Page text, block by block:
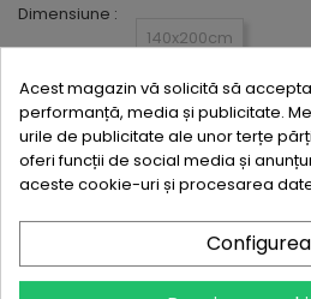
Dimensiune :
140x200cm
180x200cm
Quantity : + -
Write review
Acest magazin vă solicită să
performanță, media și publicitate.
urile de publicitate ale unor terțe
oferi funcții de social media și
aceste cookie-uri și procesarea